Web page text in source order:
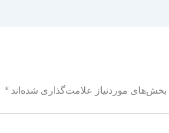
بخش‌های موردنیاز علامت‌گذاری شده‌اند *